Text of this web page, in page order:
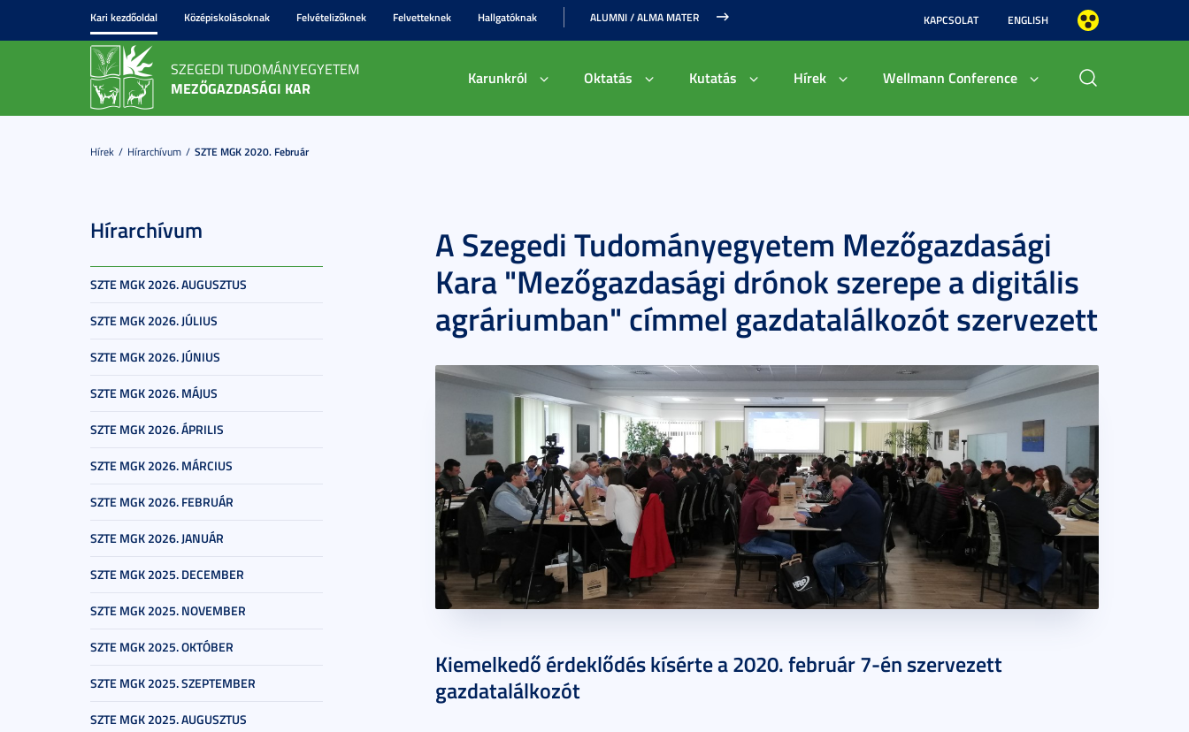
Kari kezdőoldal Középiskolásoknak Felvételizőknek Felvetteknek Hallgatóknak ALUMNI / ALMA MATER KAPCSOLAT ENGLISH
SZEGEDI TUDOMÁNYEGYETEM
MEZŐGAZDASÁGI KAR Karunkról Oktatás Kutatás Hírek Wellmann Conference
Hírek Hírarchívum SZTE MGK 2020. Február
Hírarchívum
SZTE MGK 2026. AUGUSZTUS
SZTE MGK 2026. JÚLIUS
SZTE MGK 2026. JÚNIUS
SZTE MGK 2026. MÁJUS
SZTE MGK 2026. ÁPRILIS
SZTE MGK 2026. MÁRCIUS
SZTE MGK 2026. FEBRUÁR
SZTE MGK 2026. JANUÁR
SZTE MGK 2025. DECEMBER
SZTE MGK 2025. NOVEMBER
SZTE MGK 2025. OKTÓBER
SZTE MGK 2025. SZEPTEMBER
SZTE MGK 2025. AUGUSZTUS
A Szegedi Tudományegyetem Mezőgazdasági
Kara "Mezőgazdasági drónok szerepe a digitális
agráriumban" címmel gazdatalálkozót szervezett
Kiemelkedő érdeklődés kísérte a 2020. február 7-én szervezett
gazdatalálkozót